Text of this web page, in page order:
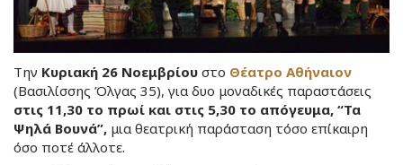
Την Κυριακή 26 Νοεμβρίου στο Θέατρο Αθήναιον
(Βασιλίσσης Όλγας 35), για δυο μοναδικές παραστάσεις
στις 11,30 το πρωί και στις 5,30 το απόγευμα, “Τα
Ψηλά Βουνά”, μια θεατρική παράσταση τόσο επίκαιρη
όσο ποτέ άλλοτε.